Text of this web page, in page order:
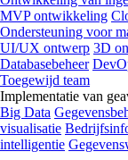
MVP ontwikkeling
Ondersteuning voor
UI/UX ontwerp 3D
Databasebeheer
Toegewijd team
Implementatie van
Big Data
visualisatie
intelligentie